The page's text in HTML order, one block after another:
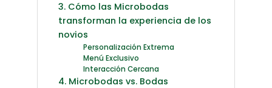
3. Cómo las Microbodas
transforman la experiencia de los
novios
Personalización Extrema
Menú Exclusivo
Interacción Cercana
4. Microbodas vs. Bodas